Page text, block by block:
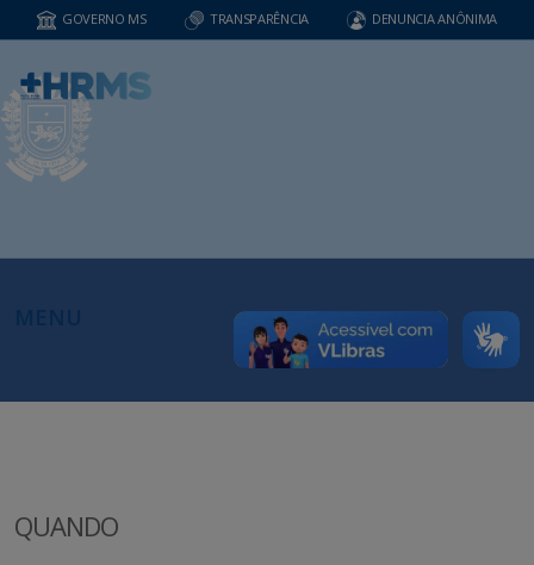
GOVERNO MS TRANSPARÊNCIA DENUNCIA ANÔNIMA
QUANDO